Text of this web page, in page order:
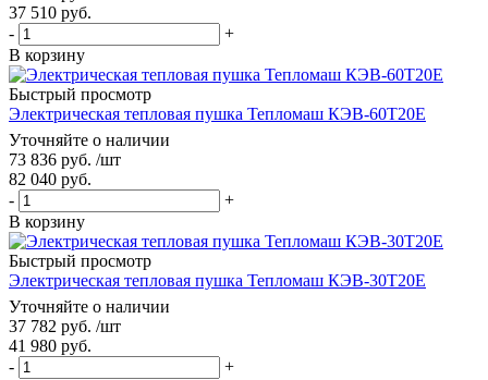
37 510 руб.
-
+
В корзину
Быстрый просмотр
Электрическая тепловая пушка Тепломаш КЭВ-60Т20Е
Уточняйте о наличии
73 836 руб. /шт
82 040 руб.
-
+
В корзину
Быстрый просмотр
Электрическая тепловая пушка Тепломаш КЭВ-30Т20Е
Уточняйте о наличии
37 782 руб. /шт
41 980 руб.
-
+